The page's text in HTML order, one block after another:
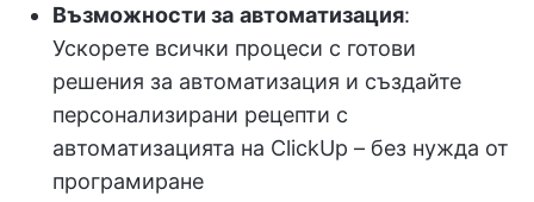
Възможности за автоматизация:
Ускорете всички процеси с готови
решения за автоматизация и създайте
персонализирани рецепти с
автоматизацията на ClickUp – без нужда от
програмиране